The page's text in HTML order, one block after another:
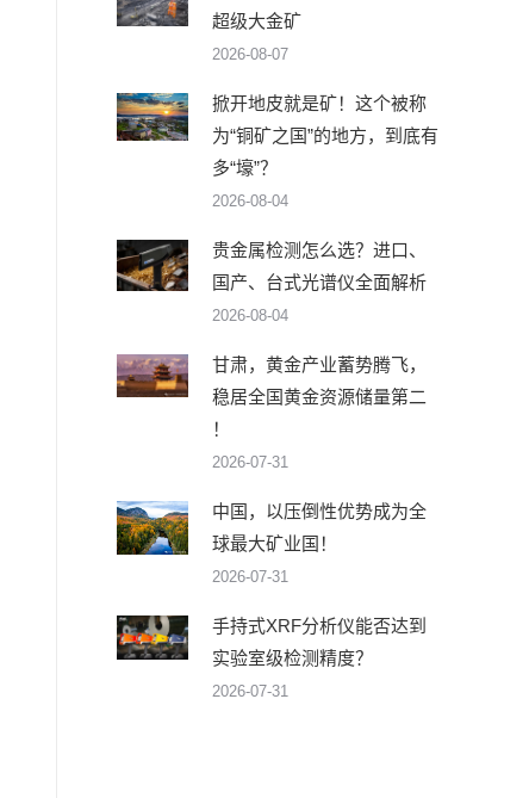
超级大金矿
2026-08-07
掀开地皮就是矿！这个被称
为“铜矿之国”的地方，到底有
多“壕”？
2026-08-04
贵金属检测怎么选？进口、
国产、台式光谱仪全面解析
2026-08-04
甘肃，黄金产业蓄势腾飞，
稳居全国黄金资源储量第二
！
2026-07-31
中国，以压倒性优势成为全
球最大矿业国！
2026-07-31
手持式XRF分析仪能否达到
实验室级检测精度？
2026-07-31